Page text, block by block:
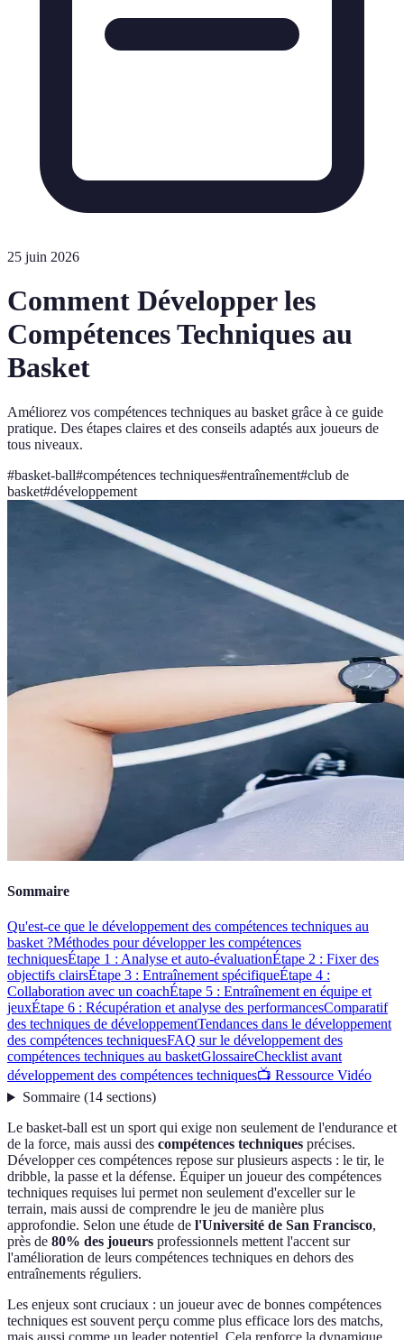
25 juin 2026
Comment Développer les
Compétences Techniques au
Basket
Améliorez vos compétences techniques au basket grâce à ce guide
pratique. Des étapes claires et des conseils adaptés aux joueurs de
tous niveaux.
#basket-ball#compétences techniques#entraînement#club de
basket#développement
Sommaire
Qu'est-ce que le développement des compétences techniques au
basket ?Méthodes pour développer les compétences
techniquesÉtape 1 : Analyse et auto-évaluationÉtape 2 : Fixer des
objectifs clairsÉtape 3 : Entraînement spécifiqueÉtape 4 :
Collaboration avec un coachÉtape 5 : Entraînement en équipe et
jeuxÉtape 6 : Récupération et analyse des performancesComparatif
des techniques de développementTendances dans le développement
des compétences techniquesFAQ sur le développement des
compétences techniques au basketGlossaireChecklist avant
développement des compétences techniques📺 Ressource Vidéo
Sommaire(14 sections)
Le basket-ball est un sport qui exige non seulement de l'endurance et
de la force, mais aussi des compétences techniques précises.
Développer ces compétences repose sur plusieurs aspects : le tir, le
dribble, la passe et la défense. Équiper un joueur des compétences
techniques requises lui permet non seulement d'exceller sur le
terrain, mais aussi de comprendre le jeu de manière plus
approfondie. Selon une étude de l'Université de San Francisco,
près de 80% des joueurs professionnels mettent l'accent sur
l'amélioration de leurs compétences techniques en dehors des
entraînements réguliers.
Les enjeux sont cruciaux : un joueur avec de bonnes compétences
techniques est souvent perçu comme plus efficace lors des matchs,